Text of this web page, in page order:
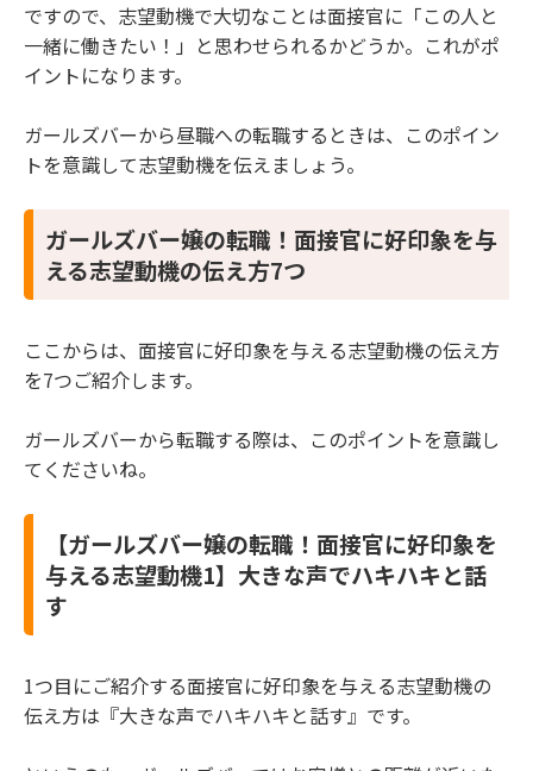
4 まとめ
ですので、志望動機で大切なことは面接官に「この人と
一緒に働きたい！」と思わせられるかどうか。これがポ
イントになります。
ガールズバーから昼職への転職するときは、このポイン
トを意識して志望動機を伝えましょう。
ガールズバー嬢の転職！面接官に好印象を与
える志望動機の伝え方7つ
ここからは、面接官に好印象を与える志望動機の伝え方
を7つご紹介します。
ガールズバーから転職する際は、このポイントを意識し
てくださいね。
【ガールズバー嬢の転職！面接官に好印象を
与える志望動機1】大きな声でハキハキと話
す
1つ目にご紹介する面接官に好印象を与える志望動機の
伝え方は『大きな声でハキハキと話す』です。